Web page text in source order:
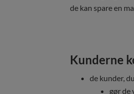
de kan spare en
Kunderne
de kunder,
gør de